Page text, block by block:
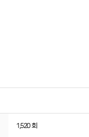
1,520 회